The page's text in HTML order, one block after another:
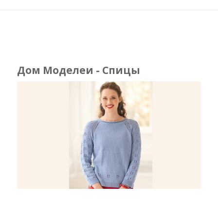
Дом Моделеи - Спицы